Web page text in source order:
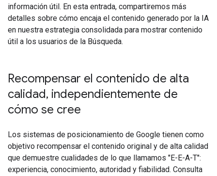
información útil. En esta entrada, compartiremos más
detalles sobre cómo encaja el contenido generado por la IA
en nuestra estrategia consolidada para mostrar contenido
útil a los usuarios de la Búsqueda.
Recompensar el contenido de alta
calidad, independientemente de
cómo se cree
Los sistemas de posicionamiento de Google tienen como
objetivo recompensar el contenido original y de alta calidad
que demuestre cualidades de lo que llamamos "E-E-A-T":
experiencia, conocimiento, autoridad y fiabilidad. Consulta